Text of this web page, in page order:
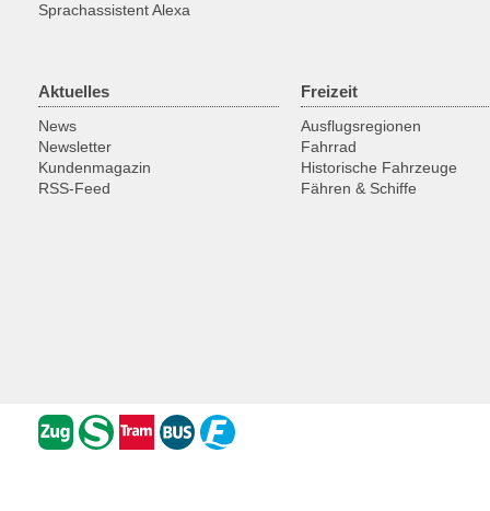
Sprachassistent Alexa
Aktuelles
News
Newsletter
Kundenmagazin
RSS-Feed
Freizeit
Ausflugsregionen
Fahrrad
Historische Fahrzeuge
Fähren & Schiffe